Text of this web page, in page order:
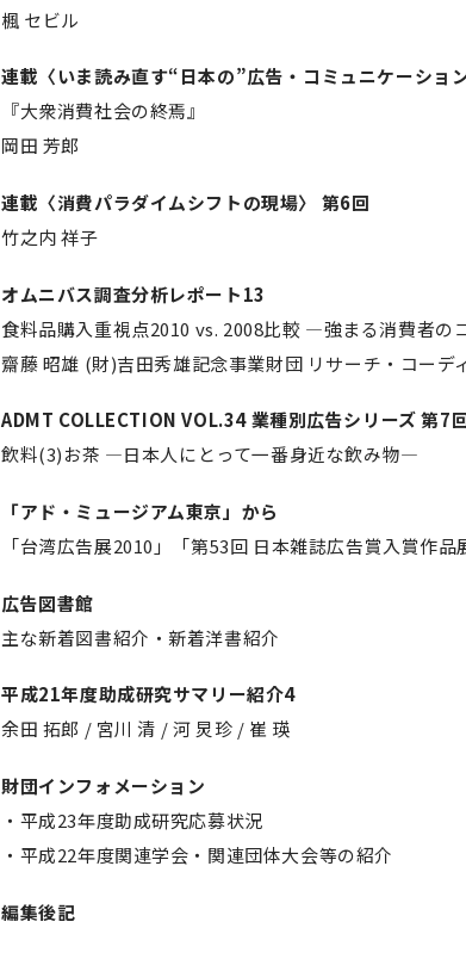
楓 セビル
連載〈いま読み直す“日本の”広告・コミュニケーショ
『大衆消費社会の終焉』
岡田 芳郎
連載〈消費パラダイムシフトの現場〉 第6回
竹之内 祥子
オムニバス調査分析レポート13
食料品購入重視点2010 vs. 2008比較 —強まる消費者
齋藤 昭雄 (財)吉田秀雄記念事業財団 リサーチ・コーデ
ADMT COLLECTION VOL.34 業種別広告シリーズ 第7
飲料(3)お茶 —日本人にとって一番身近な飲み物—
「アド・ミュージアム東京」から
「台湾広告展2010」「第53回 日本雑誌広告賞入賞作
広告図書館
主な新着図書紹介・新着洋書紹介
平成21年度助成研究サマリー紹介4
余田 拓郎 / 宮川 清 / 河 炅珍 / 崔 瑛
財団インフォメーション
・平成23年度助成研究応募状況
・平成22年度関連学会・関連団体大会等の紹介
編集後記